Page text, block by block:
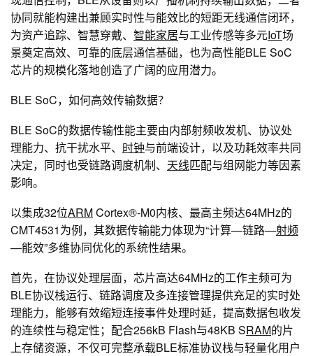
协同就能构建出兼顾实时性与能效比的短距无线通信闭环，
为资产追踪、智慧穿戴、 智能家居与工业传感等多元IoT场
景奠定高效、可靠的底层通信基础，也为高性能BLE SoC
芯片的规模化落地创造了广阔的应用潜力。
BLE SoC，如何高效传输数据？
BLE SoC的数据传输性能主要由内部射频收发机、协议处
理能力、抗干扰水平、 时钟与前端设计，以及功耗效率共同
决定，同时也受链路调度机制、 天线匹配与组网能力等因素
影响。
以集成32位ARMCortex®-M0内核、最高主频达64MHz的
CMT4531为例，其数据传输能力体现为“计算—链路—射频
—能效”多维协同优化的系统性结果。
首先，在协议处理层面，芯片高达64MHz的工作主频可为
BLE协议栈运行、链路调度及多连接管理提供充足的实时处
理能力，能够有效缩短连接事件处理时延，提高数据包收发
的连续性与稳定性；配合256kB Flash与48KB SRAM的片
上存储资源，不仅可完整承载BLE标准协议栈与轻量化用户